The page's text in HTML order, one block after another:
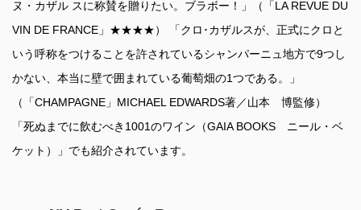
ヌ・カザル スに称賛を贈りたい。ブラボー！」（「LA REVUE DU
VIN DE FRANCE」★★★★） 「クロ･カザルスが、正式にクロと
いう呼称をつけることを許されているシャンパーニュ地方で9つし
かない、本当に壁で囲まれている葡萄畑の1つである。」
（「CHAMPAGNE」MICHAEL EDWARDS著／山本 博監修）
「死ぬまでに飲むべき1001のワイン（GAIA BOOKS ニール・ベ
ケット）」でも紹介されています。